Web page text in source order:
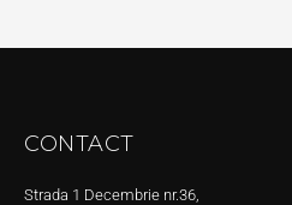
CONTACT
Strada 1 Decembrie nr.36,